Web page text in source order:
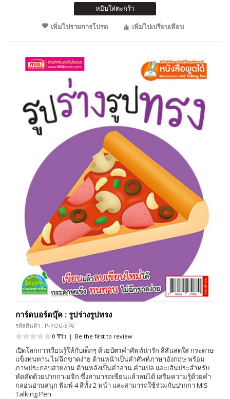
หยิบใส่ตะกร้า
เพิ่มไปรายการโปรด
เพิ่มไปเปรียบเทียบ
การ์ดบอร์ดบุ๊ค : รูปร่างรูปทรง
รหัสสินค้า : P-YOU-876
0 รีวิว | Be the first to review
เปิดโลกการเรียนรู้ให้กับเด็กๆ ด้วยบัตรคำศัพท์น่ารัก สีสันสดใส กระดาษ
แข็งทนทาน ไม่ฉีกขาดง่าย ด้านหน้าเป็นคำศัพท์ภาษาอังกฤษ พร้อม
ภาพประกอบสวยงาม ด้านหลังเป็นคำอ่าน คำแปล และเส้นประสำหรับ
หัดคัดด้วยปากกาเมจิก ซึ่งสามารถเขียนแล้วลบได้ เสริมความรู้ด้วยคำ
กลอนอ่านสนุก พิมพ์ 4 สีทั้ง 2 หน้า และสามารถใช้ร่วมกับปากกา MIS
Talking Pen